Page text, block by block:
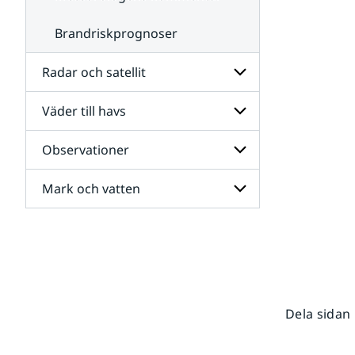
Brandriskprognoser
Radar och satellit
Undersidor
för
Radar
och
satellit
Väder till havs
Undersidor
för
Väder
till
havs
Observationer
Undersidor
för
Mark och vatten
Dela sidan